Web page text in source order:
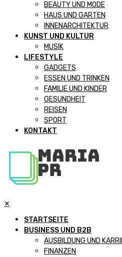
BEAUTY UND MODE
HAUS UND GARTEN
INNENARCHITEKTUR
KUNST UND KULTUR
MUSIK
LIFESTYLE
GADGETS
ESSEN UND TRINKEN
FAMILIE UND KINDER
GESUNDHEIT
REISEN
SPORT
KONTAKT
✕
STARTSEITE
BUSINESS UND B2B
AUSBILDUNG UND
FINANZEN